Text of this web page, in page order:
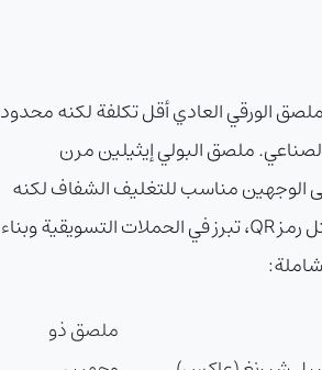
الورقي العادي أقل تكلفة لكنه محدود
ملصق البولي إيثيلين مرن
مناسب للتغليف الشفاف لكنه
يركز على الإبلاغ المزدوج. الملصقات الإعلانية مع التركيز على التصاميم الإبداعية والألوان الجذابة وإمكانية طباعة عناصر مثل رمز QR، تبرز في الحملات التسويقية وبناء
ملصق ذو